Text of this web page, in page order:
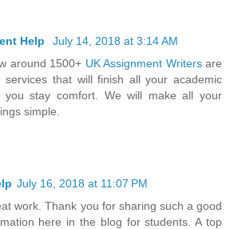
Help
July 14, 2018 at 3:14 AM
around 1500+ UK Assignment Writersare
services that will finish all your academic
you stay comfort. We will make all your
simple.
July 16, 2018 at 11:07 PM
work. Thank you for sharing such a good
here in the blog for students. A top